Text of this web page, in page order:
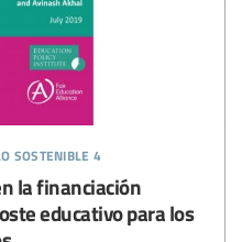
sostenible 4
la financiación
educativo para los